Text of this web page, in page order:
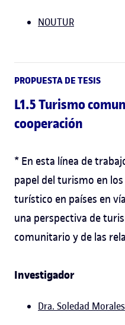
NOUTUR
PROPUESTA DE TESIS
L1.5 Turismo
cooperación
* En esta línea de
papel del turismo en
turístico en países en
una perspectiva de
comunitario y de las
Investigador
Dra. Soledad Morales